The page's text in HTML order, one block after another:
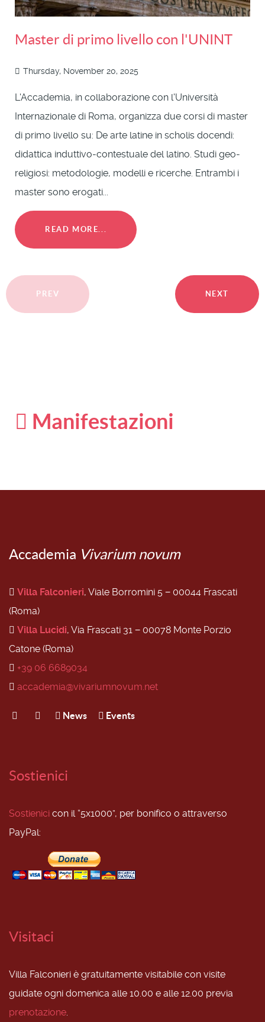
Master di primo livello con l'UNINT
Thursday, November 20, 2025
L'Accademia, in collaborazione con l'Università
Internazionale di Roma, organizza due corsi di master
di primo livello su: De arte latine in scholis docendi:
didattica induttivo-contestuale del latino. Studi geo-
religiosi: metodologie, modelli e ricerche. Entrambi i
master sono erogati...
READ MORE...
PREV NEXT
Ma­ni­fe­sta­zio­ni
Accademia Vivarium novum
Villa Falconieri, Viale Borromini 5 − 00044 Frascati
(Roma)
Villa Lucidi, Via Frascati 31 − 00078 Monte Porzio
Catone (Roma)
+39 06 6689034
accademia@vivariumnovum.net
News Events
Sostienici
Sostienici con il “5x1000”, per bonifico o attraverso
PayPal:
Visitaci
Villa Falconieri è gratuitamente visitabile con visite
guidate ogni domenica alle 10.00 e alle 12.00 previa
prenotazione.